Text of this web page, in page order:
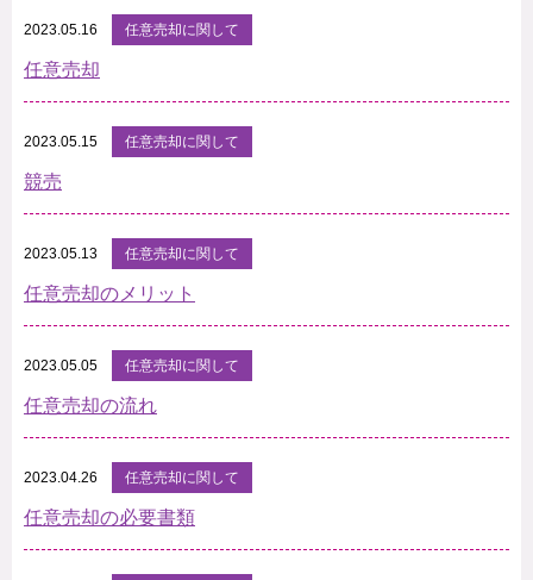
2023.05.16 任意売却に関して
任意売却
2023.05.15 任意売却に関して
競売
2023.05.13 任意売却に関して
任意売却のメリット
2023.05.05 任意売却に関して
任意売却の流れ
2023.04.26 任意売却に関して
任意売却の必要書類